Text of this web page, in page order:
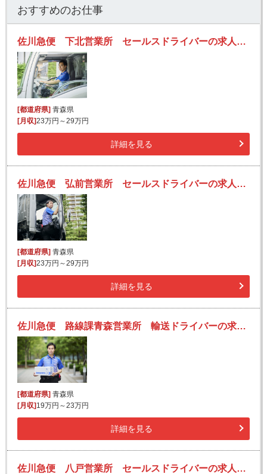
おすすめのお仕事
佐川急便 下北営業所 セールスドライバーの求人！安定収入と働きがい！大手の佐川急便で長期的に活躍できるチャンス♪
[都道府県] 青森県
[月収]23万円～29万円
詳細を見る
佐川急便 弘前営業所 セールスドライバーの求人！安定収入と働きがい！大手の佐川急便で長期的に活躍できるチャンス♪
[都道府県] 青森県
[月収]23万円～29万円
詳細を見る
佐川急便 路線課青森営業所 輸送ドライバーの求人！安定収入と働きがい！大手の佐川急便で長期的に活躍できるチャンス♪
[都道府県]青森県
[月収]19万円～23万円
詳細を見る
佐川急便 八戸営業所 セールスドライバーの求人！安定収入と働きがい！大手の佐川急便で長期的に活躍できるチャンス♪